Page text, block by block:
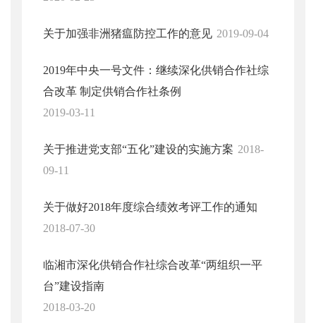
关于加强非洲猪瘟防控工作的意见 2019-09-04
2019年中央一号文件：继续深化供销合作社综
合改革 制定供销合作社条例
2019-03-11
关于推进党支部“五化”建设的实施方案 2018-
09-11
关于做好2018年度综合绩效考评工作的通知
2018-07-30
临湘市深化供销合作社综合改革“两组织一平
台”建设指南
2018-03-20